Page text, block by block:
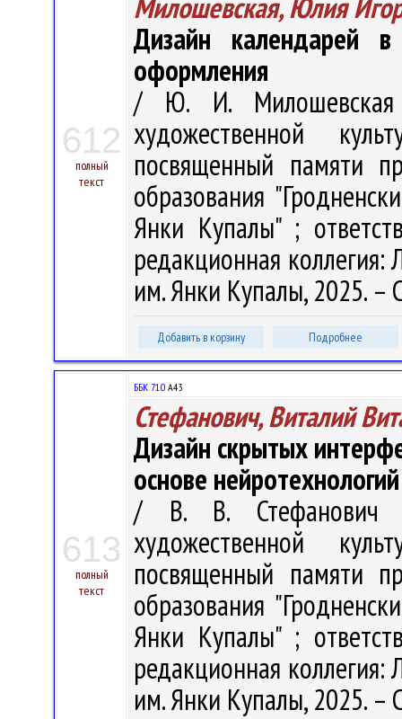
612
полный
текст
Дизайн календарей в
оформления
/ Ю. И. Милошевская
художественной
посвященный памяти
образования
Янки Купалы" ;
редакционная коллегия:
им. Янки Купалы, 2025. –
Добавить в корзину Подробнее
613
полный
текст
ББК 71.0 А43
Стефанович, Виталий
Дизайн скрытых
основе нейротехнологий
/ В. В. Стефанович
художественной
посвященный памяти
образования
Янки Купалы" ;
редакционная коллегия:
им. Янки Купалы, 2025. –